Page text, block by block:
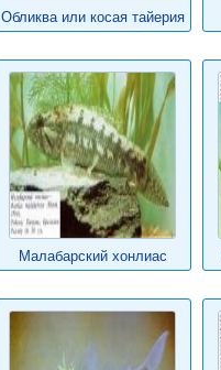
Обликва или косая тайерия
Малабарский хонлиас